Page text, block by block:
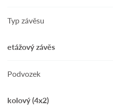
Typ závěsu
etážový závěs
Podvozek
kolový (4x2)